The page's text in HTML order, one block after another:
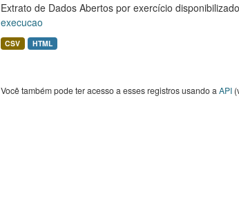
Extrato de Dados Abertos por exercício
execucao
CSV HTML
Você também pode ter acesso a esses registros usando a API